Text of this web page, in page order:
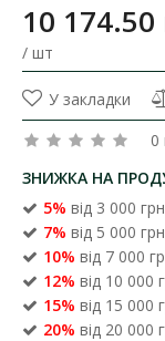
10 174.50
/ шт
У закладки
0
ЗНИЖКА НА
5% від 3 000
7% від 5 000
10% від 7 000
12% від 10 000
15% від 15 000
20% від 20 000